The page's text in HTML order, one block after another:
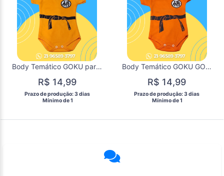
Body Temático GOKU para Mêsversário de Bebês / DISPONÍVEL p
R$ 14,99
Prazo de produção: 3 dias
  Mínimo de 1
Body Temático GOKU GOKU para Mêsversário de Bebês / DISPONÍVEL p
R$ 14,99
Prazo de produção: 3 dias
  Mínimo de 1